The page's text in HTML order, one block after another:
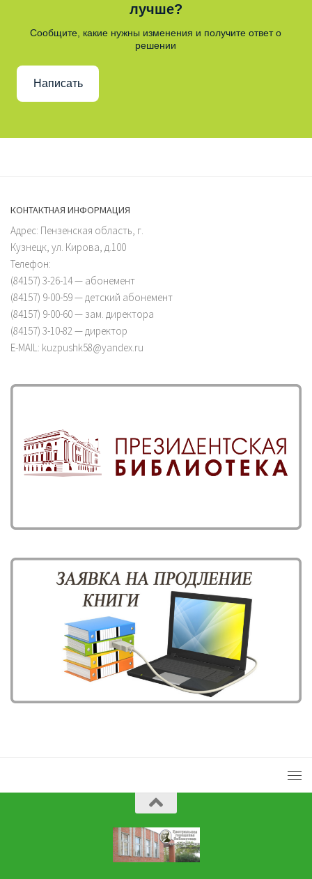
лучше?
Сообщите, какие нужны изменения и получите ответ о
решении
Написать
КОНТАКТНАЯ ИНФОРМАЦИЯ
Адрес: Пензенская область, г.
Кузнецк, ул. Кирова, д.100
Телефон:
(84157) 3-26-14 — абонемент
(84157) 9-00-59 — детский абонемент
(84157) 9-00-60 — зам. директора
(84157) 3-10-82 — директор
E-MAIL: kuzpushk58@yandex.ru